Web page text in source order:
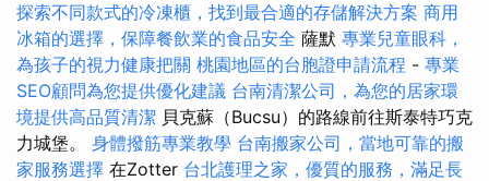
探索不同款式的冷凍櫃，找到最合適的存儲解決方案 商用
冰箱的選擇，保障餐飲業的食品安全 薩默 專業兒童眼科，
為孩子的視力健康把關 桃園地區的台胞證申請流程 - 專業
SEO顧問為您提供優化建議 台南清潔公司，為您的居家環
境提供高品質清潔 貝克蘇（Bucsu）的路線前往斯泰特巧克
力城堡。 身體撥筋專業教學 台南搬家公司，當地可靠的搬
家服務選擇 在Zotter 台北護理之家，優質的服務，滿足長